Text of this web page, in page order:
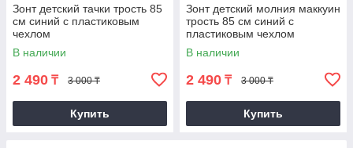
Зонт детский тачки трость 85
см синий с пластиковым
чехлом
В наличии
2 490 ₸ 3 000 ₸
Купить
Зонт детский молния маккуин
трость 85 см синий с
пластиковым чехлом
В наличии
2 490 ₸ 3 000 ₸
Купить